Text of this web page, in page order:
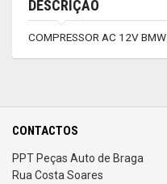
DESCRIÇÃO
COMPRESSOR AC 12V BMW
CONTACTOS
PPT Peças Auto de Braga
Rua Costa Soares